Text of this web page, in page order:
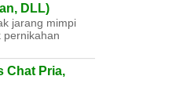
DLL)
jarang mimpi
pernikahan
Chat Pria,